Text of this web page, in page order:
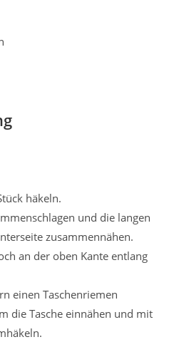
häkeln.
und die langen
zusammennähen.
an der oben Kante entlang
einen Taschenriemen
die Tasche einnähen und mit